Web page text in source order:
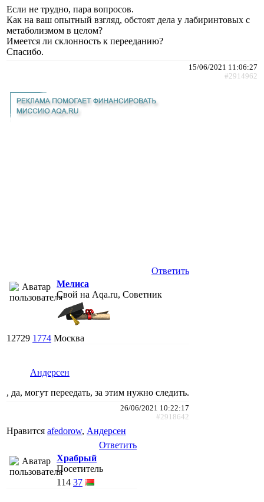
Если не трудно, пара вопросов.
Как на ваш опытный взгляд, обстоят дела у лабиринтовых с
метаболизмом в целом?
Имеется ли склонность к перееданию?
Спасибо.
15/06/2021 11:06:27
#2914962
Ответить
Мелиса
Свой на Aqa.ru, Советник
12729 1774 Москва
Андерсен
, да, могут переедать, за этим нужно следить.
26/06/2021 10:22:17
#2918642
Нравится afedorow, Андерсен
Ответить
Храбрый
Посетитель
114 37